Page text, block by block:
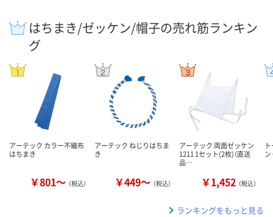
はちまき/ゼッケン/帽子の売れ筋ランキン
グ
アーテック カラー不織布
はちまき
￥801～ （税込）
アーテック ねじりはちま
き
￥449～ （税込）
アーテック 両面ゼッケン
1211 1セット(2枚)（直送
品…
￥1,452 （税込）
ランキングをもっと見る